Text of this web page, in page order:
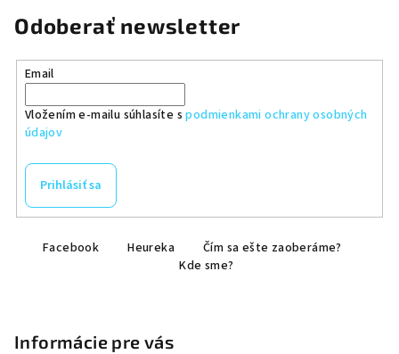
Odoberať newsletter
Email
Vložením e-mailu súhlasíte spodmienkami ochrany osobných
údajov
Prihlásiť sa
Facebook Heureka
Čím sa ešte zaoberáme?
Kde sme?
Informácie pre vás